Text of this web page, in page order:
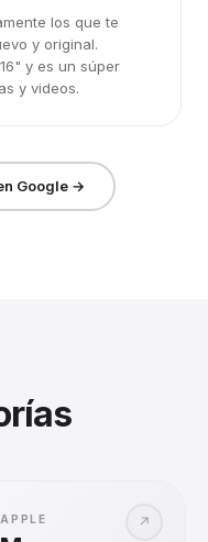
los que te
y original.
y es un súper
y videos.
Google →
↗
APPLE